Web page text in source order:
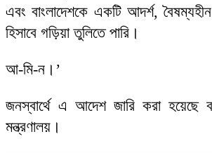
এবং বাংলাদেশকে একটি আদর্শ,
হিসাবে গড়িয়া তুলিতে পারি।
আ-মি-ন।’
জনস্বার্থে এ আদেশ জারি করা হয়েছে
মন্ত্রণালয়।